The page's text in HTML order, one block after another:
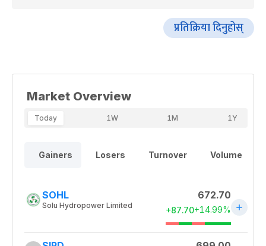
प्रतिक्रिया दिनुहोस्